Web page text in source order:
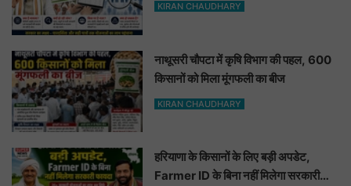
KIRAN CHAUDHARY
नाथूसरी चौपटा में कृषि विभाग की पहल, 600
किसानों को मिला मूंगफली का बीज
KIRAN CHAUDHARY
हरियाणा के किसानों के लिए बड़ी अपडेट,
Farmer ID के बिना नहीं मिलेगा सरकारी